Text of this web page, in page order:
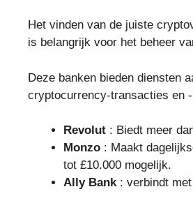
Het vinden van de juiste
is belangrijk voor het beheer
Deze banken bieden diensten
cryptocurrency-transacties en
Revolut : Biedt meer
Monzo : Maakt
tot £10.000 mogelijk.
Ally Bank: verbindt met